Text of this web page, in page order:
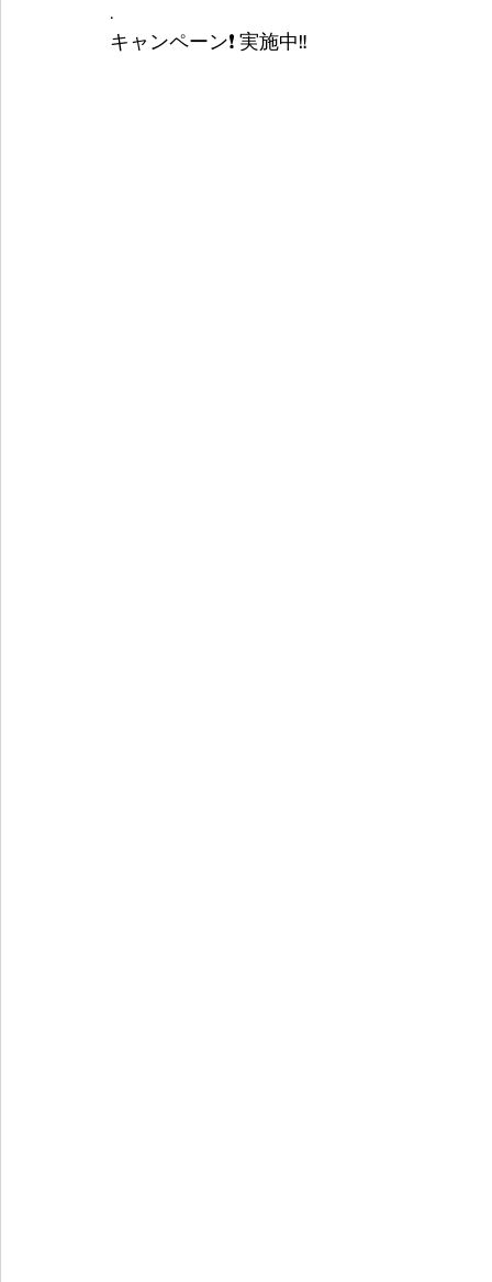
.
キャンペーン❗ 実施中‼️